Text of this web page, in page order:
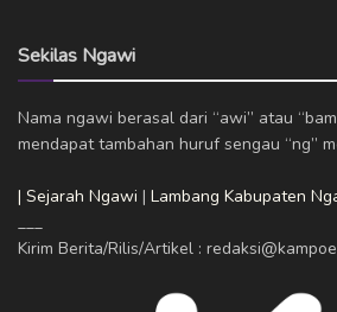
Sekilas Ngawi
Nama ngawi berasal dari “awi” atau
mendapat tambahan huruf sengau “ng”
| Sejarah Ngawi | Lambang Kabupaten
Kirim Berita/Rilis/Artikel :